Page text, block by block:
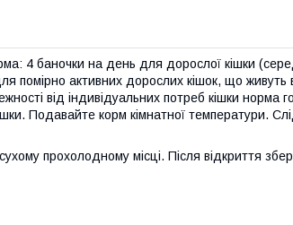
4 баночки на день для дорослої кішки
помірно активних дорослих кішок, що живуть
від індивідуальних потреб кішки норма
Подавайте корм кімнатної температури.
прохолодному місці. Після відкриття